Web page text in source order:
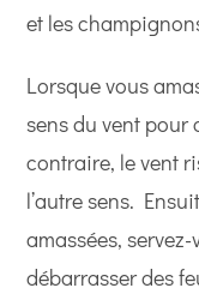
et les
Lorsque vous
sens du vent
contraire, le vent
l’autre sens.
amassées,
débarrasser des